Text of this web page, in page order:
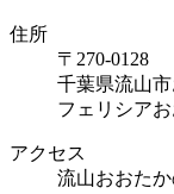
住所
〒270-0128
千葉県流山
フェリシア
アクセス
流山おおた